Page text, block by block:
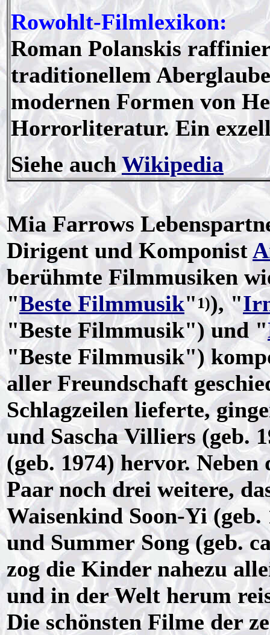
Rowohlt-Filmlexikon:
Roman Polanskis
traditionellem
modernen Formen von
Horrorliteratur. Ein
Siehe auchWikipedia
Mia Farrows
Dirigent und Komponist
berühmte Filmmusiken
"Beste Filmmusik"1)), "
"Beste Filmmusik") und "
"Beste Filmmusik")
aller Freundschaft
Schlagzeilen lieferte,
und Sascha Villiers (geb.
(geb. 1974) hervor.
Paar noch drei weitere,
Waisenkind Soon-Yi (geb.
und Summer Song (geb.
zog die Kinder nahezu
und in der Welt herum
Die schönsten Filme der